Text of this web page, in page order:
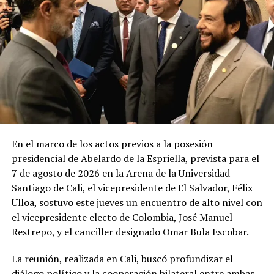
En el marco de los actos previos a la posesión
presidencial de Abelardo de la Espriella, prevista para el
7 de agosto de 2026 en la Arena de la Universidad
Santiago de Cali, el vicepresidente de El Salvador, Félix
Ulloa, sostuvo este jueves un encuentro de alto nivel con
el vicepresidente electo de Colombia, José Manuel
Restrepo, y el canciller designado Omar Bula Escobar.
La reunión, realizada en Cali, buscó profundizar el